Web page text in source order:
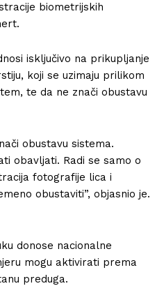
biometrijskih
isključivo na prikupljanje
koji se uzimaju prilikom
te da ne znači obustavu
obustavu sistema.
obavljati. Radi se samo o
fotografije lica i
obustaviti”, objasnio je.
donose nacionalne
mogu aktivirati prema
preduga.